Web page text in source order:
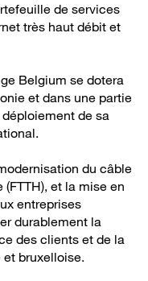
de services
très haut débit et
Belgium se dotera
et dans une partie
de sa
du câble
et la mise en
entreprises
durablement la
des clients et de la
bruxelloise.